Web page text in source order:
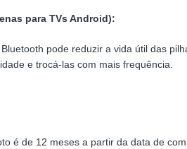
para TVs Android):
pode reduzir a vida útil das
e trocá-las com mais frequência.
é de 12 meses a partir da data de